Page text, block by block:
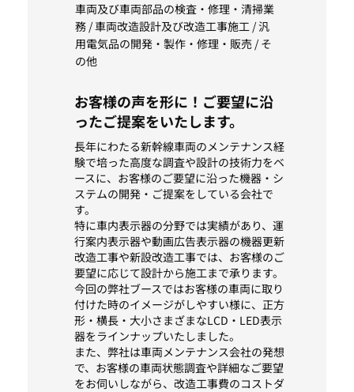
車両及び車両部品の検査・修理・清掃業
務 / 車両改造設計及び改造工事施工 / 汎
用電気品の開発・製作・修理・販売 / そ
の他
お客様の声を形に！ご要望に沿
ったご提案をいたします。
長年にわたる新幹線車両のメンテナンス経
験で培った高度な調査や設計の技術力をベ
ースに、お客様のご要望に沿った機器・シ
ステムの開発・ご提案をしている会社で
す。
特に車内表示器の分野では実績があり、運
行案内表示器や動画広告表示器の機器更新
改造工事や新設改造工事では、お客様のご
要望に応じて設計から施工まで承ります。
今回の弊社ブースではお客様の車両に取り
付けた時のイメージがしやすい様に、正方
形・横長・大小さまざまなLCD・LED表示
器をラインナップいたしました。
また、弊社は車両メンテナンス会社の発想
で、お客様の車両状態調査や詳細なご要望
をお伺いしながら、改造工事費のコストダ